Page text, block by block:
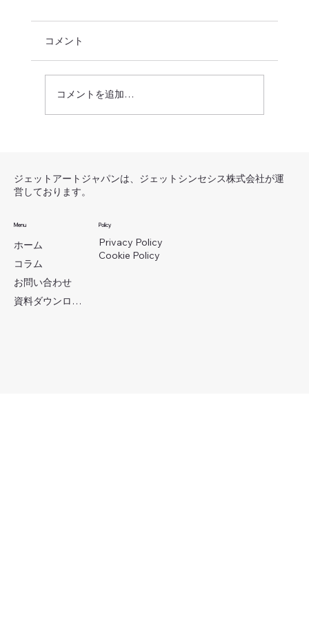
コメント
コメントを追加…
ジェットアートジャパンは、ジェットシンセシス株式会社が運
営しております。
Menu
ホーム
コラム
お問い合わせ
資料ダウンロード
Policy
Privacy Policy
Cookie Policy